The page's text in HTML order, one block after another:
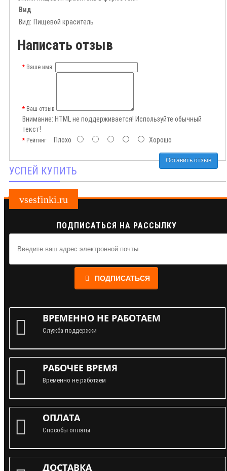
Вид
Вид: Пищевой краситель
Написать отзыв
Ваше имя:
Ваш отзыв
Внимание: HTML не поддерживается! Используйте обычный
текст!
РейтингПлохо Хорошо
Оставить отзыв
УСПЕЙ КУПИТЬ
vsesfinki.ru
ПОДПИСАТЬСЯ НА РАССЫЛКУ
ПОДПИСАТЬСЯ
ВРЕМЕННО НЕ РАБОТАЕМ
Служба поддержки
РАБОЧЕЕ ВРЕМЯ
Временно не работаем
ОПЛАТА
Способы оплаты
ДОСТАВКА